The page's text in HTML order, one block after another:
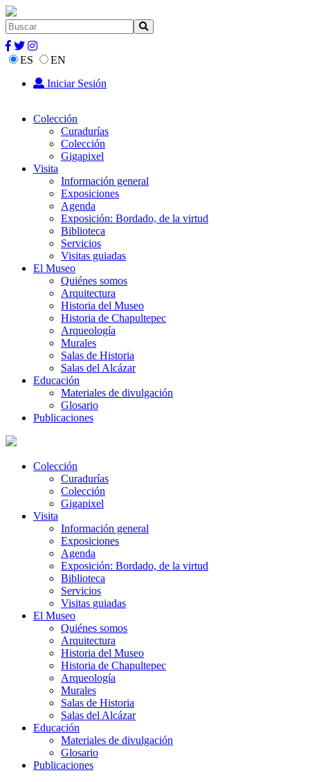
ES
EN
Iniciar Sesión
Colección
Curadurías
Colección
Gigapixel
Visita
Información general
Exposiciones
Agenda
Exposición: Bordado, de la virtud
Biblioteca
Servicios
Visitas guiadas
El Museo
Quiénes somos
Arquitectura
Historia del Museo
Historia de Chapultepec
Arqueología
Murales
Salas de Historia
Salas del Alcázar
Educación
Materiales de divulgación
Glosario
Publicaciones
Colección
Curadurías
Colección
Gigapixel
Visita
Información general
Exposiciones
Agenda
Exposición: Bordado, de la virtud
Biblioteca
Servicios
Visitas guiadas
El Museo
Quiénes somos
Arquitectura
Historia del Museo
Historia de Chapultepec
Arqueología
Murales
Salas de Historia
Salas del Alcázar
Educación
Materiales de divulgación
Glosario
Publicaciones